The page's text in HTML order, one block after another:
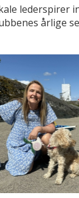
lederspirer
årlige